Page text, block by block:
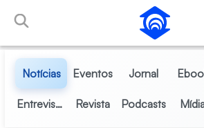
Pular para o Conteúdo principal
Notícias Eventos Jornal
Entrevistas Revista Podcasts